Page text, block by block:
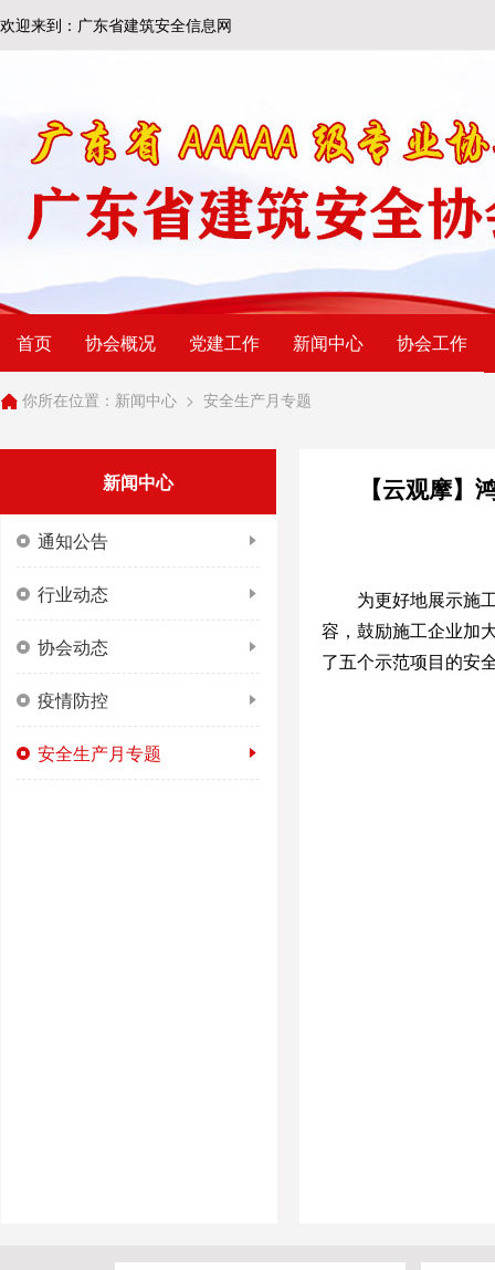
欢迎来到：广东省建筑安全信息网
首页 协会概况 党建工作 新闻中心 协会工作
你所在位置： 新闻中心 > 安全生产月专题
新闻中心
通知公告
行业动态
协会动态
疫情防控
安全生产月专题
【云观摩
为更好地展示施
容，鼓励施工企业加
了五个示范项目的安